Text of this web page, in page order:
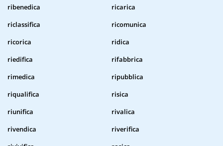
ribenedica
ricarica
riclassifica
ricomunica
ricorica
ridica
riedifica
rifabbrica
rimedica
ripubblica
riqualifica
risica
riunifica
rivalica
rivendica
riverifica